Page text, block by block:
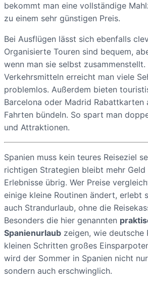
bekommt man eine vollständige
zu einem sehr günstigen Preis.
Bei Ausflügen lässt sich ebenfalls
Organisierte Touren sind bequem,
wenn man sie selbst
Verkehrsmitteln erreicht man viele
problemlos. Außerdem bieten
Barcelona oder Madrid Rabattkarten
Fahrten bündeln. So spart man
und Attraktionen.
Spanien muss kein teures Reiseziel
richtigen Strategien bleibt mehr
Erlebnisse übrig. Wer Preise
einige kleine Routinen ändert, erlebt
auch Strandurlaub, ohne die
Besonders die hier genannten
Spanienurlaub zeigen, wie deutsche
kleinen Schritten großes
wird der Sommer in Spanien nicht
sondern auch erschwinglich.